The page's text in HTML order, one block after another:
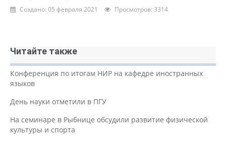
Создано: 05 февраля 2021 Просмотров: 3314
Читайте также
Конференция по итогам НИР на кафедре иностранных
языков
День науки отметили в ПГУ
На семинаре в Рыбнице обсудили развитие физической
культуры и спорта